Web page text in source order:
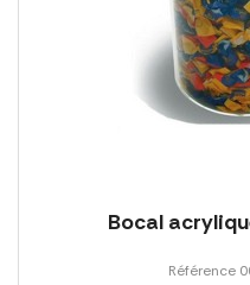
Bocal
Référence